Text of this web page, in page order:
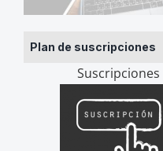
Plan de suscripciones
Suscripciones